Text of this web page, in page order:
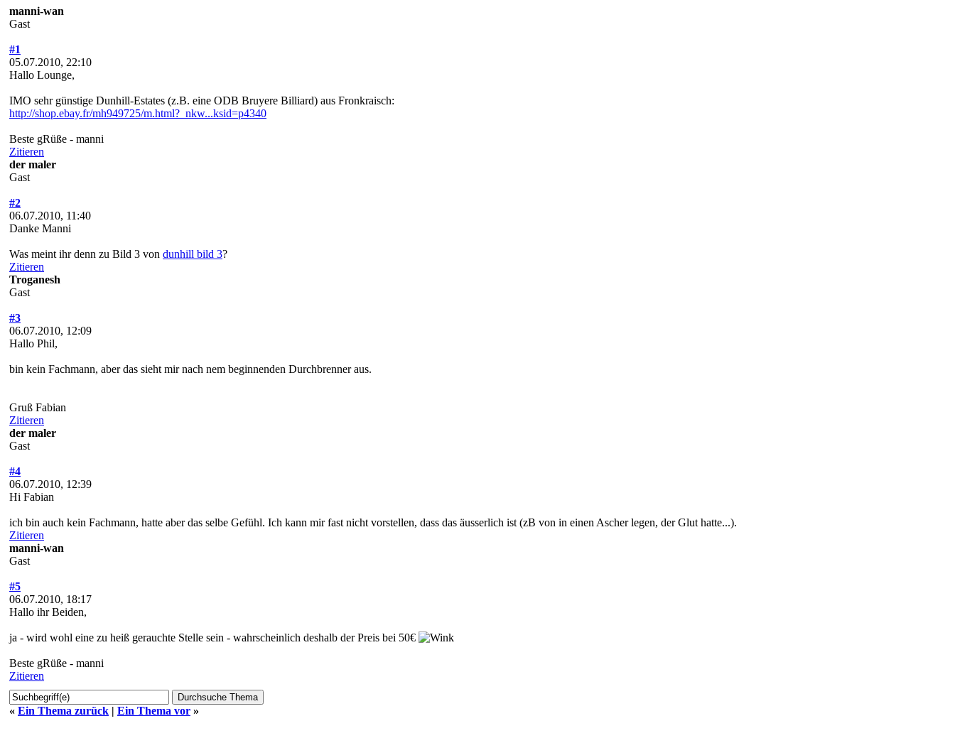
manni-wan
Gast
#1
05.07.2010, 22:10
Hallo Lounge,
IMO sehr günstige Dunhill-Estates (z.B. eine ODB Bruyere Billiard) aus Fronkraisch:
http://shop.ebay.fr/mh949725/m.html?_nkw...ksid=p4340
Beste gRüße - manni
Zitieren
der maler
Gast
#2
06.07.2010, 11:40
Danke Manni
Was meint ihr denn zu Bild 3 von dunhill bild 3?
Zitieren
Troganesh
Gast
#3
06.07.2010, 12:09
Hallo Phil,
bin kein Fachmann, aber das sieht mir nach nem beginnenden Durchbrenner aus.
Gruß Fabian
Zitieren
der maler
Gast
#4
06.07.2010, 12:39
Hi Fabian
ich bin auch kein Fachmann, hatte aber das selbe Gefühl. Ich kann mir fast nicht vorstellen, dass das äusserlich ist (zB von in einen Ascher legen, der Glut hatte...).
Zitieren
manni-wan
Gast
#5
06.07.2010, 18:17
Hallo ihr Beiden,
ja - wird wohl eine zu heiß gerauchte Stelle sein - wahrscheinlich deshalb der Preis bei 50€
Beste gRüße - manni
Zitieren
« Ein Thema zurück | Ein Thema vor »